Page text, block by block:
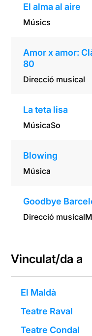
El alma al aire
Músics
Amor x amor:
80
Direcció musical
La teta lisa
MúsicaSo
Blowing
Música
Goodbye
Direcció musical
Vinculat/da a
El Maldà
Teatre Raval
Teatre Condal